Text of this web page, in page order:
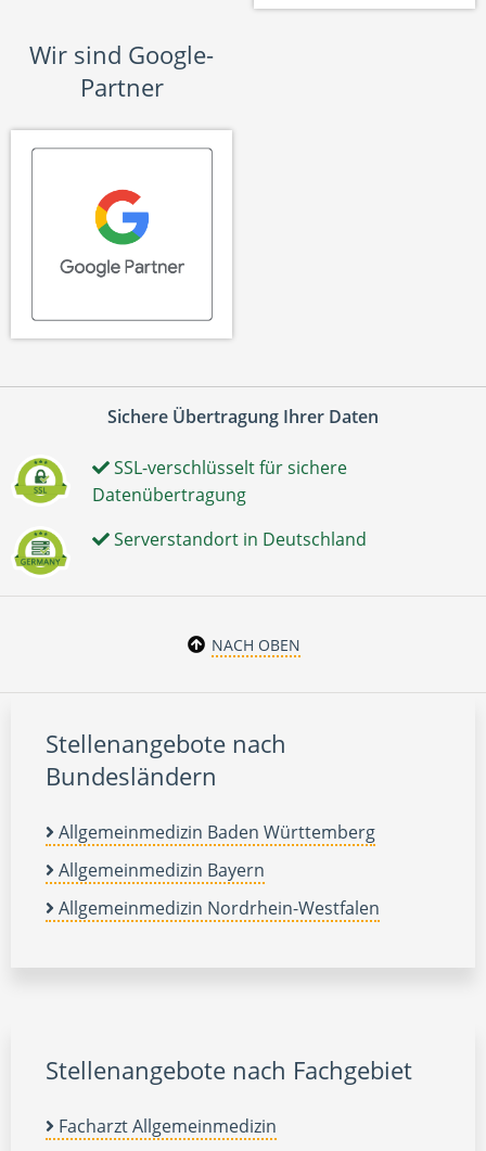
Wir sind Google-
Partner
Sichere Übertragung Ihrer Daten
SSL-verschlüsselt für sichere
Datenübertragung
Serverstandort in Deutschland
NACH OBEN
Stellenangebote nach
Bundesländern
Allgemeinmedizin Baden Württemberg
Allgemeinmedizin Bayern
Allgemeinmedizin Nordrhein-Westfalen
Stellenangebote nach Fachgebiet
Facharzt Allgemeinmedizin